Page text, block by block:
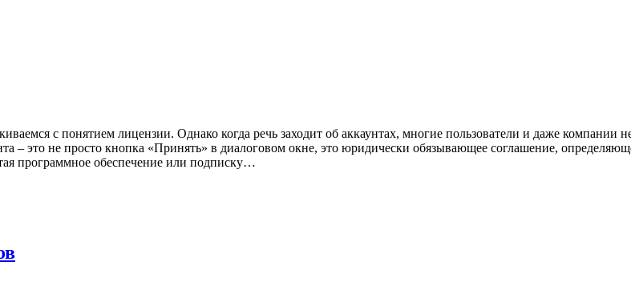
с понятием лицензии. Однако когда речь заходит об аккаунтах, многие пользователи и даже компании
– это не просто кнопка «Принять» в диалоговом окне, это юридически обязывающее соглашение,
программное обеспечение или подписку…